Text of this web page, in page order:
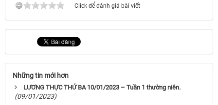
Click để đánh giá bài viết
Những tin mới hơn
LƯƠNG THỰC THỨ BA 10/01/2023 – Tuần 1 thường niên.
(09/01/2023)